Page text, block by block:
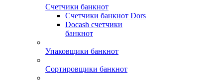
Счетчики банкнот
Счетчики банкнот Dors
Docash счетчики
банкнот
Упаковщики банкнот
Сортировщики банкнот